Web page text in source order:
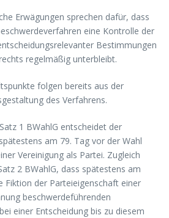
Erwägungen sprechen dafür, dass
eine Kontrolle der
Bestimmungen
regelmäßig unterbleibt.
folgen bereits aus der
des Verfahrens.
1 BWahlG entscheidet der
am 79. Tag vor der Wahl
Vereinigung als Partei. Zugleich
2 BWahlG, dass spätestens am
Fiktion der Parteieigenschaft einer
beschwerdeführenden
einer Entscheidung bis zu diesem